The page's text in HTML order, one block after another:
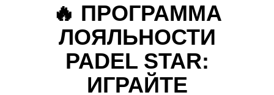
🔥 ПРОГРАММА
ЛОЯЛЬНОСТИ
PADEL STAR:
ИГРАЙТЕ